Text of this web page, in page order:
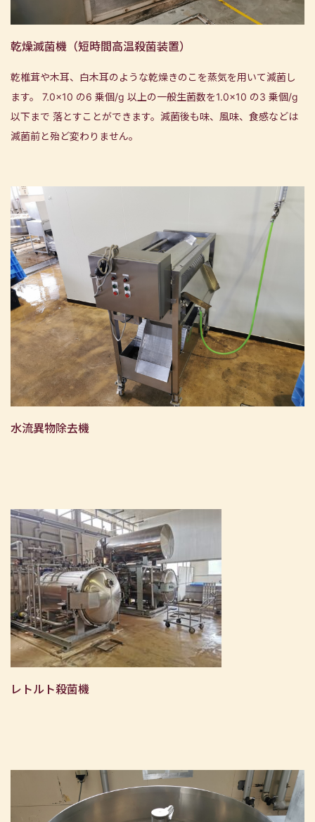
乾燥滅菌機（短時間高温殺菌装置）
乾椎茸や木耳、白木耳のような乾燥きのこを蒸気を用いて減菌し
ます。 7.0×10 の6 乗個/g 以上の一般生菌数を1.0×10 の3 乗個/g
以下まで 落とすことができます。減菌後も味、風味、食感などは
減菌前と殆ど変わりません。
水流異物除去機
レトルト殺菌機